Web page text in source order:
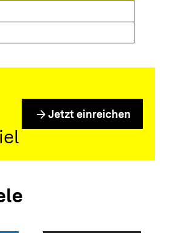
arrow_forward Jetzt einreichen